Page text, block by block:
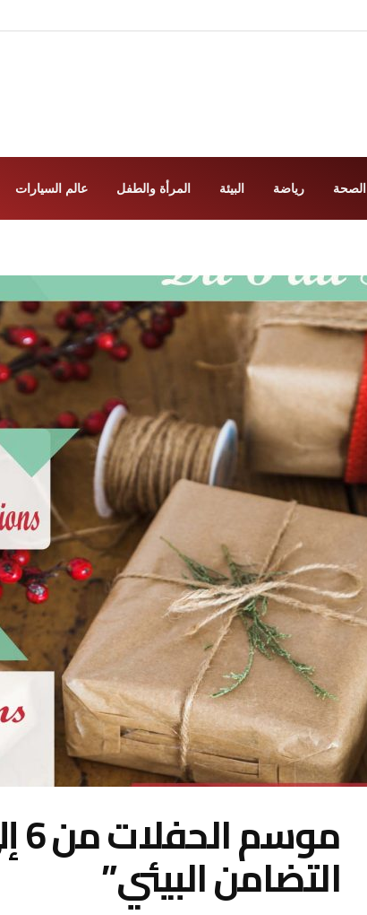
الصحة رياضة البيئة المرأة والطفل عالم السيارات
التضامن البيئي”